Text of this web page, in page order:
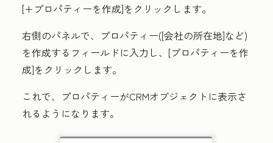
[+プロパティーを作成]をクリックします。
右側のパネルで、プロパティー([会社の所在地]など)
を作成するフィールドに入力し、[プロパティーを作
成]をクリックします。
これで、プロパティーがCRMオブジェクトに表示さ
れるようになります。